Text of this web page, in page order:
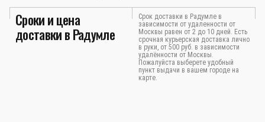
Сроки и цена
доставки в Радумле
Срок доставки в Радумле в
зависимости от удаленности от
Москвы равен от 2 до 10 дней. Есть
срочная курьерская доставка лично
в руки, от 500 руб. в зависимости
удалённости от Москвы.
Пожалуйста выберете удобный
пункт выдачи в вашем городе на
карте.